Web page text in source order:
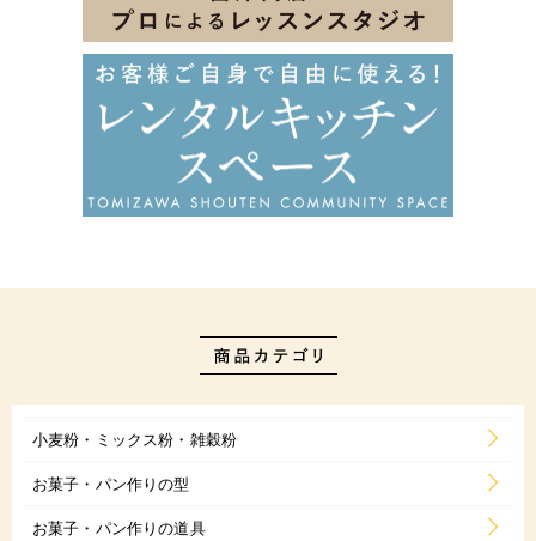
小麦粉・ミックス粉・雑穀粉
お菓子・パン作りの型
お菓子・パン作りの道具